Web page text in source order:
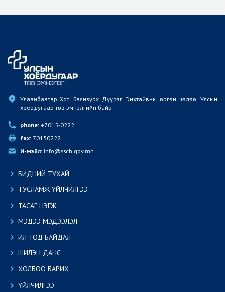
Улаанбаатар Хот, Баянзүрх Дүүрэг, Энхтайвны өргөн чөлөө, Улсын
хоёрдугаар төв эмнэлгийн байр
phone: +7015-0222
fax: 70150222
И-мэйл: info@ssch.gov.mn
БИДНИЙ ТУХАЙ
ТУСЛАМЖ ҮЙЛЧИЛГЭЭ
ТАСАГ НЭГЖ
МЭДЭЭ МЭДЭЭЛЭЛ
ИЛ ТОД БАЙДАЛ
ШИЛЭН ДАНС
ХОЛБОО БАРИХ
ҮЙЛЧИЛГЭЭ